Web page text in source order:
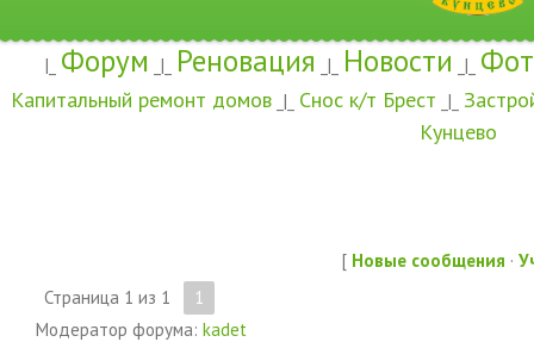
|_ Форум _|_ Реновация _|_ Новости _|_
Капитальный ремонт домов _|_ Снос к/т Брест _|_
Кунцево
[ Новые сообщения ·
Страница 1 из 1
1
Модератор форума: kadet